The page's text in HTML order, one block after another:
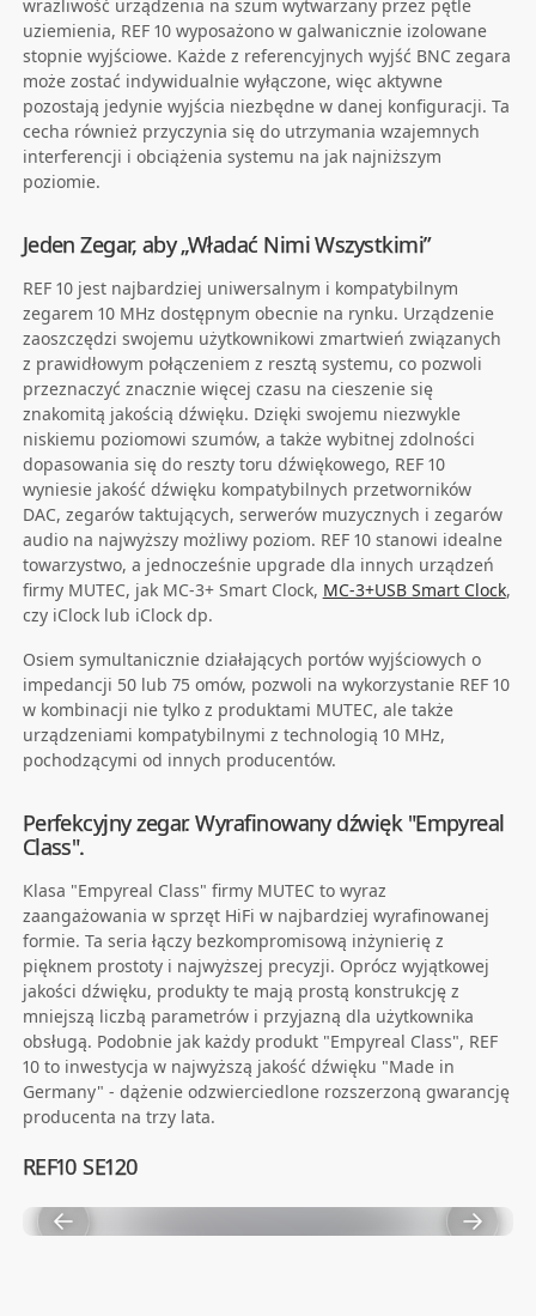
wrażliwość urządzenia na szum wytwarzany przez pętle
uziemienia, REF 10 wyposażono w galwanicznie izolowane
stopnie wyjściowe. Każde z referencyjnych wyjść BNC zegara
może zostać indywidualnie wyłączone, więc aktywne
pozostają jedynie wyjścia niezbędne w danej konfiguracji. Ta
cecha również przyczynia się do utrzymania wzajemnych
interferencji i obciążenia systemu na jak najniższym
poziomie.
Jeden Zegar, aby „Władać Nimi Wszystkimi”
REF 10 jest najbardziej uniwersalnym i kompatybilnym
zegarem 10 MHz dostępnym obecnie na rynku. Urządzenie
zaoszczędzi swojemu użytkownikowi zmartwień związanych
z prawidłowym połączeniem z resztą systemu, co pozwoli
przeznaczyć znacznie więcej czasu na cieszenie się
znakomitą jakością dźwięku. Dzięki swojemu niezwykle
niskiemu poziomowi szumów, a także wybitnej zdolności
dopasowania się do reszty toru dźwiękowego, REF 10
wyniesie jakość dźwięku kompatybilnych przetworników
DAC, zegarów taktujących, serwerów muzycznych i zegarów
audio na najwyższy możliwy poziom. REF 10 stanowi idealne
towarzystwo, a jednocześnie upgrade dla innych urządzeń
firmy MUTEC, jak MC‑3+ Smart Clock, MC‑3+USB Smart Clock,
czy iClock lub iClock dp.
Osiem symultanicznie działających portów wyjściowych o
impedancji 50 lub 75 omów, pozwoli na wykorzystanie REF 10
w kombinacji nie tylko z produktami MUTEC, ale także
urządzeniami kompatybilnymi z technologią 10 MHz,
pochodzącymi od innych producentów.
Perfekcyjny zegar. Wyrafinowany dźwięk "Empyreal
Class".
Klasa "Empyreal Class" firmy MUTEC to wyraz
zaangażowania w sprzęt HiFi w najbardziej wyrafinowanej
formie. Ta seria łączy bezkompromisową inżynierię z
pięknem prostoty i najwyższej precyzji. Oprócz wyjątkowej
jakości dźwięku, produkty te mają prostą konstrukcję z
mniejszą liczbą parametrów i przyjazną dla użytkownika
obsługą. Podobnie jak każdy produkt "Empyreal Class", REF
10 to inwestycja w najwyższą jakość dźwięku "Made in
Germany" - dążenie odzwierciedlone rozszerzoną gwarancję
producenta na trzy lata.
REF10 SE120